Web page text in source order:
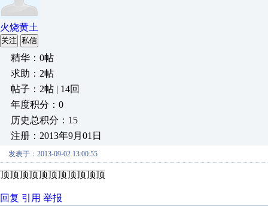
火烧黄土
关注 私信
精华：0帖
求助：2帖
帖子：2帖 | 14回
年度积分：0
历史总积分：15
注册：2013年9月01日
发表于：2013-09-02 13:00:55
顶顶顶顶顶顶顶顶顶顶顶
回复 引用 举报